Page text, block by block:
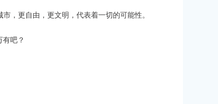
，更自由，更文明，代表着一切的可能性。
吧？